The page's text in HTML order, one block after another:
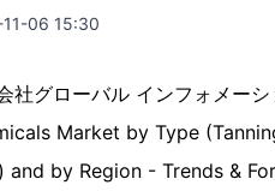
06 15:30
社グローバル インフォメー
Market by Type
and by Region - Trends &